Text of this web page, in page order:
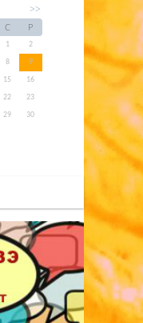
>>
C P
1
2
8
9
15
16
22
23
29
30